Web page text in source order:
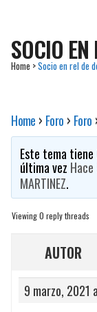
SOCIO EN
Home >Socio en rel de
Home › Foro › Foro
Este tema
última vez
MARTINEZ.
Viewing 0 reply threads
AUTOR
9 marzo, 2021